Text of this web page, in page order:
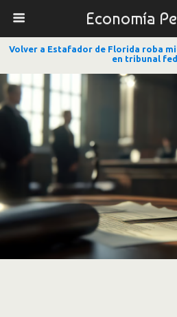
Economía
Volver a Estafador de Florida roba
en tribunal